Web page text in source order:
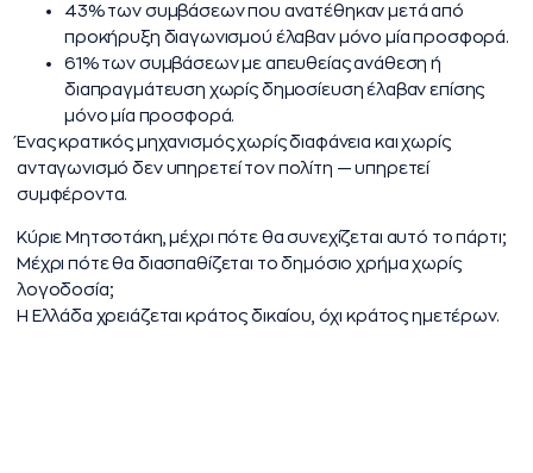
43% των συμβάσεων που ανατέθηκαν μετά από
προκήρυξη διαγωνισμού έλαβαν μόνο μία προσφορά.
61% των συμβάσεων με απευθείας ανάθεση ή
διαπραγμάτευση χωρίς δημοσίευση έλαβαν επίσης
μόνο μία προσφορά.
Ένας κρατικός μηχανισμός χωρίς διαφάνεια και χωρίς
ανταγωνισμό δεν υπηρετεί τον πολίτη — υπηρετεί
συμφέροντα.
Κύριε Μητσοτάκη, μέχρι πότε θα συνεχίζεται αυτό το πάρτι;
Μέχρι πότε θα διασπαθίζεται το δημόσιο χρήμα χωρίς
λογοδοσία;
Η Ελλάδα χρειάζεται κράτος δικαίου, όχι κράτος ημετέρων.